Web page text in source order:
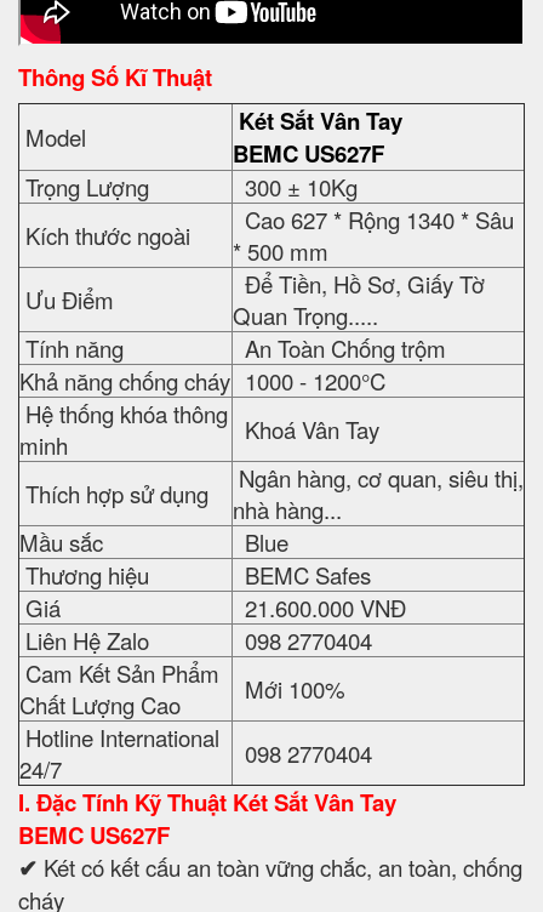
Mầu sắc
Blue
Thương hiệu
BEMC Safes
Giá
098 2770404
Cam Kết Sản Phẩm
Chất Lượng Cao
Mới 100%
Hotline International
24/7
098 2770404
I. Đặc Tính Kỹ ThuậtKét Sắt Vân Tay
BEMCUS627F
✔Két có kết cấu an toàn vững chắc, an toàn, chống
cháy
✔Trọng Lượng: 300± 10Kg
✔Kích thước ngoài: Cao 627 * Rộng 1340 * Sâu *
500 mm
✔Ưu điểm:Để Tiền, Hồ Sơ, Giấy Tờ Quan
Trọng.....
✔Tính năng: An toàn chống trộm
✔Khả năng chống cháy: 1000 - 1200°C
✔Hệ thống khóa thông minh: Khoá Vân Tay
✔Thích hợp sử dụng: Ngân hàng, cơ quan, siêu thị,
nhà hàng...
✔Mầu sắc: Blue
✔Thương hiệu: BEMC Safes
✔Giá: 21,600,000VNĐ
✔Liên Hệ Zalo: 098 2770404
✔ Cam Kết Sản Phẩm Chất Lượng Cao: Mới 100%
✔Hotline International 24/7: 098 2770404